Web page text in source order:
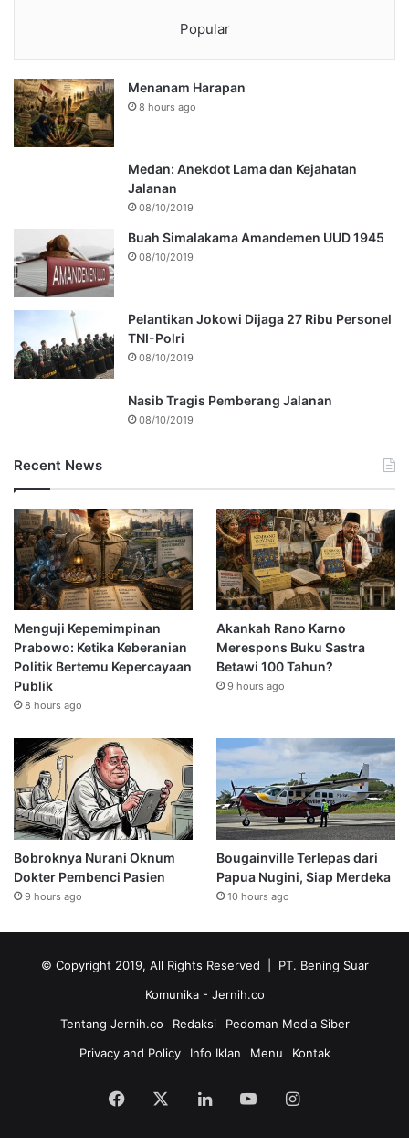
Popular
Menanam Harapan
8 hours ago
Medan: Anekdot Lama dan Kejahatan
Jalanan
08/10/2019
Buah Simalakama Amandemen UUD 1945
08/10/2019
Pelantikan Jokowi Dijaga 27 Ribu Personel
TNI-Polri
08/10/2019
Nasib Tragis Pemberang Jalanan
08/10/2019
Recent News
Menguji Kepemimpinan
Prabowo: Ketika Keberanian
Politik Bertemu Kepercayaan
Publik
8 hours ago
Akankah Rano Karno
Merespons Buku Sastra
Betawi 100 Tahun?
9 hours ago
Bobroknya Nurani Oknum
Dokter Pembenci Pasien
9 hours ago
Bougainville Terlepas dari
Papua Nugini, Siap Merdeka
10 hours ago
© Copyright 2019, All Rights Reserved | PT. Bening Suar
Komunika - Jernih.co
Tentang Jernih.co
Redaksi
Pedoman Media Siber
Privacy and Policy
Info Iklan Menu Kontak
Facebook LinkedInYouTubeInstagram